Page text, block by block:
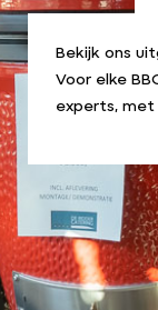
Bekijk ons
Voor elke
experts,